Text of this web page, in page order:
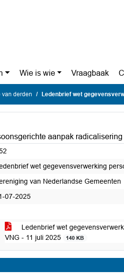
Wie is wie Vraagbaak
van derden Ledenbrief wet gegevensverwerking
aanpak
wet gegevensverwerking
van Nederlandse Gemeenten
07-2025
Ledenbrief wet
VNG - 11 juli 2025
140 KB